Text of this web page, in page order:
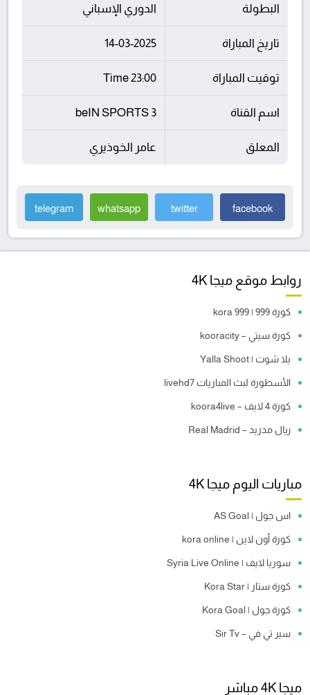
البطولة الدوري الإسباني
تاريخ المباراة 14-03-2025
توقيت المباراة 23:00 Time
اسم القناة beIN SPORTS 3
المعلق عامر الخوذيري
facebook
twitter
whatsapp
telegram
روابط موقع ميجا 4K
كورة 999 | kora 999
كورة سيتي – kooracity
يلا شوت | Yalla Shoot
الأسطورة لبث المباريات livehd7
كورة 4 لايف – koora4live
ريال مدريد – Real Madrid
مباريات اليوم ميجا 4K
اس جول | AS Goal
كورة أون لاين | kora online
سوريا لايف | Syria Live Online
كورة ستار | Kora Star
كورة جول | Kora Goal
سير تي في – Sir Tv
ميجا 4K مباشر